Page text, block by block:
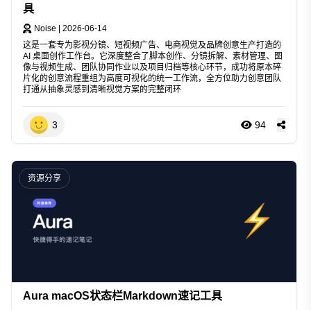
具
Noise
2026-06-14
这是一套专为影视分镜、短视频广告、电商视觉及品牌创意生产打造的
AI 桌面创作工作台。它深度整合了脚本创作、分镜拆解、素材管理、图
像与视频生成、团队协同作业以及项目归档等核心环节，成功将原本碎
片化的创意流程重组为高度可视化的统一工作流，全方位助力创意团队
打通从抽象灵感到清晰视觉方案的完整闭环
3 94
资源分享
Aura macOS状态栏Markdown速记工具